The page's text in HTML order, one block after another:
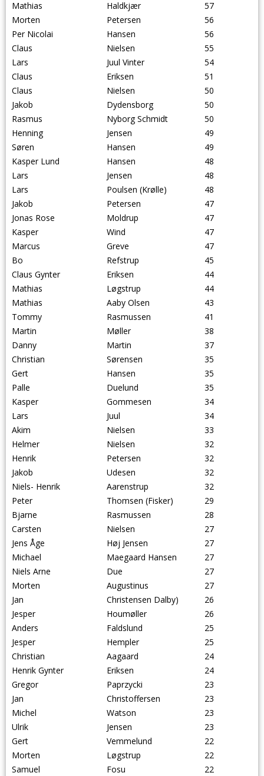
Mathias Haldkjær
57
Morten
Petersen
56
Per Nicolai
Hansen
56
Claus
Nielsen
55
Lars
Juul Vinter
54
Claus
Eriksen
51
Claus
Nielsen
50
Jakob
Dydensborg
50
Rasmus
Nyborg Schmidt
50
Henning
Jensen
49
Søren
Hansen
49
Kasper Lund
Hansen
48
Lars
Jensen
48
Lars
Poulsen (Krølle)
48
Jakob
Petersen
47
Jonas Rose
Moldrup
47
Kasper
Wind
47
Marcus
Greve
47
Bo
Refstrup
45
Claus Gynter
Eriksen
44
Mathias
Løgstrup
44
Mathias
Aaby Olsen
43
Tommy
Rasmussen
41
Martin
Møller
38
Danny
Martin
37
Christian
Sørensen
35
Gert
Hansen
35
Palle
Duelund
35
Kasper
Gommesen
34
Lars
Juul
34
Akim
Nielsen
33
Helmer
Nielsen
32
Henrik
Petersen
32
Jakob
Udesen
32
Niels- Henrik
Aarenstrup
32
Peter
Thomsen (Fisker)
29
Bjarne
Rasmussen
28
Carsten
Nielsen
27
Jens Åge
Høj Jensen
27
Michael
Maegaard Hansen
27
Niels Arne
Due
27
Morten
Augustinus
27
Jan
Christensen Dalby)
26
Jesper
Houmøller
26
Anders
Faldslund
25
Jesper
Hempler
25
Christian
Aagaard
24
Henrik Gynter
Eriksen
24
Gregor
Paprzycki
23
Jan
Christoffersen
23
Michel
Watson
23
Ulrik
Jensen
23
Gert
Vemmelund
22
Morten
Løgstrup
22
Samuel
Fosu
22